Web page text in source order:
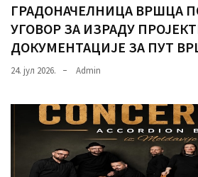
ГРАДОНАЧЕЛНИЦА ВРШЦА
УГОВОР ЗА ИЗРАДУ
ДОКУМЕНТАЦИЈЕ ЗА ПУТ
24. јул 2026. Admin